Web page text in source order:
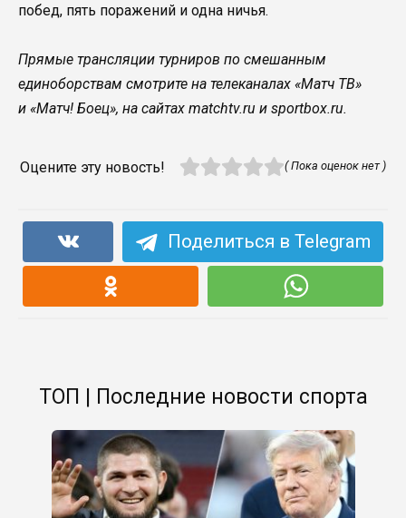
побед, пять поражений и одна ничья.
Прямые трансляции турниров по смешанным
единоборствам смотрите на телеканалах «Матч ТВ»
и «Матч! Боец», на сайтах matchtv.ru и sportbox.ru.
Оцените эту новость! ( Пока оценок нет )
Поделиться в Telegram
ТОП | Последние новости спорта